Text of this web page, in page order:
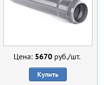
Цена: 5670руб./шт.
Купить